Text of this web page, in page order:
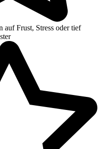
auf Frust, Stress oder tief